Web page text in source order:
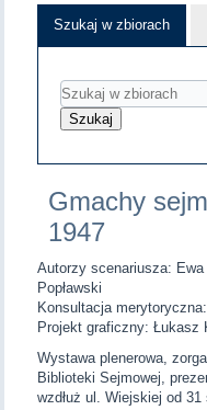
Szukaj w zbiorach
Gmachy
1947
Autorzy scenariusza:
Popławski
Konsultacja
Projekt graficzny: Łukasz
Wystawa plenerowa,
Biblioteki Sejmowej,
wzdłuż ul. Wiejskiej od